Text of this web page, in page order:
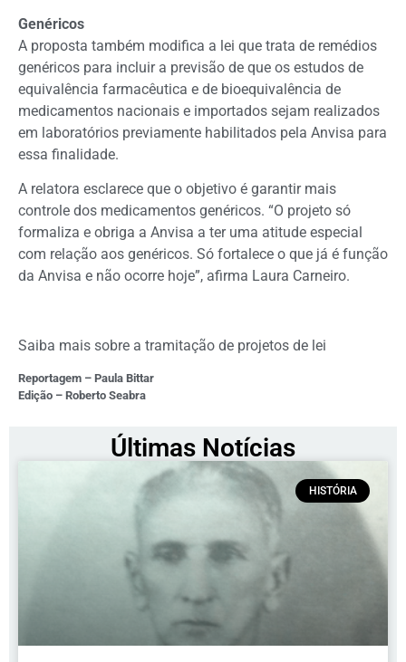
Genéricos
A proposta também modifica a lei que trata de remédios
genéricos para incluir a previsão de que os estudos de
equivalência farmacêutica e de bioequivalência de
medicamentos nacionais e importados sejam realizados
em laboratórios previamente habilitados pela Anvisa para
essa finalidade.
A relatora esclarece que o objetivo é garantir mais
controle dos medicamentos genéricos. “O projeto só
formaliza e obriga a Anvisa a ter uma atitude especial
com relação aos genéricos. Só fortalece o que já é função
da Anvisa e não ocorre hoje”, afirma Laura Carneiro.
Saiba mais sobre a tramitação de projetos de lei
Reportagem – Paula Bittar
Edição – Roberto Seabra
Últimas Notícias
HISTÓRIA